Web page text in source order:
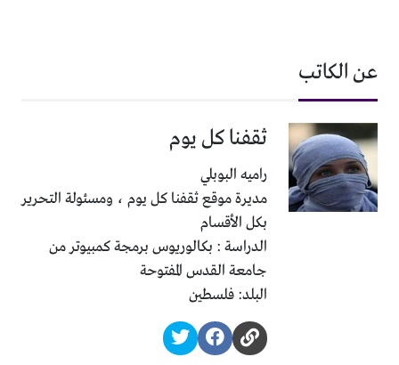
عن الكاتب
ثقفنا كل يوم
راميه البوبلي
مديرة موقع ثقفنا كل يوم ، ومسئولة التحرير
بكل الأقسام
الدراسة : بكالوريوس برمجة كمبيوتر من
جامعة القدس المفتوحة
البلد: فلسطين